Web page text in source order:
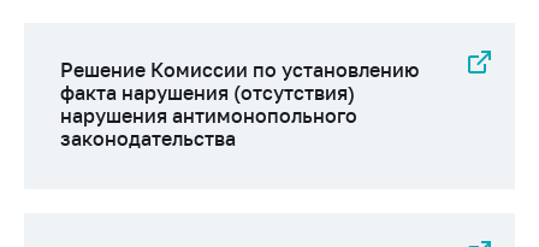
Решение Комиссии по установлению
факта нарушения (отсутствия)
нарушения антимонопольного
законодательства